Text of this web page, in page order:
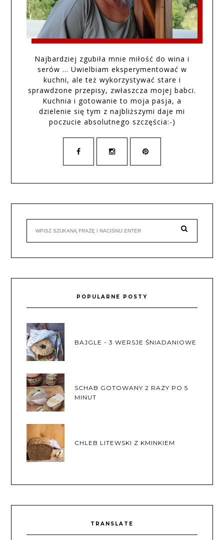
Najbardziej zgubiła mnie miłość do wina i
serów … Uwielbiam eksperymentować w
kuchni, ale też wykorzystywać stare i
sprawdzone przepisy, zwłaszcza mojej babci.
Kuchnia i gotowanie to moja pasja, a
dzielenie się tym z najbliższymi daje mi
poczucie absolutnego szczęścia:-)
POPULARNE POSTY
BAJGLE - 3 WERSJE ŚNIADANIOWE
SCHAB GOTOWANY 2 RAZY PO 5
MINUT
CHLEB LITEWSKI Z KMINKIEM
TRANSLATE